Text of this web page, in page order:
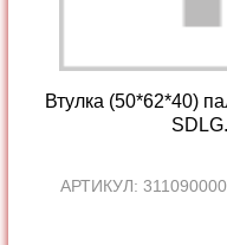
Втулка (50*62*40)
АРТИКУЛ: